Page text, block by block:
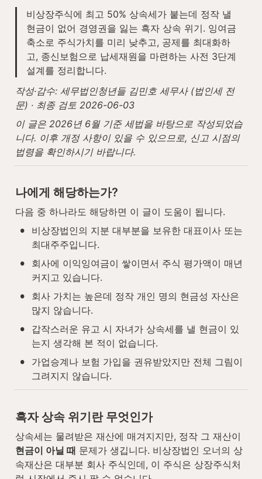
비상장주식에 최고 50% 상속세가 붙는데 정작 낼
현금이 없어 경영권을 잃는 흑자 상속 위기. 잉여금
축소로 주식가치를 미리 낮추고, 공제를 최대화하
고, 종신보험으로 납세재원을 마련하는 사전 3단계
설계를 정리합니다.
작성·감수: 세무법인청년들 김민호 세무사 (법인세 전
문) · 최종 검토 2026-06-03
이 글은 2026년 6월 기준 세법을 바탕으로 작성되었습
니다. 이후 개정 사항이 있을 수 있으므로, 신고 시점의
법령을 확인하시기 바랍니다.
나에게 해당하는가?
다음 중 하나라도 해당하면 이 글이 도움이 됩니다.
•
비상장법인의 지분 대부분을 보유한 대표이사 또는
최대주주입니다.
•
회사에 이익잉여금이 쌓이면서 주식 평가액이 매년
커지고 있습니다.
•
회사 가치는 높은데 정작 개인 명의 현금성 자산은
많지 않습니다.
•
갑작스러운 유고 시 자녀가 상속세를 낼 현금이 있
는지 생각해 본 적이 없습니다.
•
가업승계나 보험 가입을 권유받았지만 전체 그림이
그려지지 않습니다.
흑자 상속 위기란 무엇인가
현금이 아닐 때 문제가 생깁니다. 비상장법인 오너의 상
속재산은 대부분 회사 주식인데, 이 주식은 상장주식처